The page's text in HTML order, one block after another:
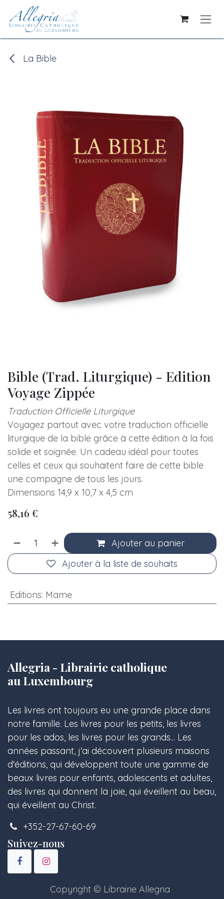
Se rendre au contenu
La Bible
Bible (Trad. Liturgique) - Edition
Voyage Zippée
Traduction Officielle Liturgique
Voyagez partout avec votre traduction officielle
liturgique de la bible grâce à cette édition à la fois
solide et soignée. Un cadeau idéal pour toutes
celles et ceux qui souhaitent faire de cette bible
une compagne de tous les jours.
Dimensions 14,9 x 10,7 x 4,5 cm
58,16 €
Ajouter au panier
Ajouter à la liste de souhaits
Editions: Mame
Allegria - Librairie catholique
au Luxembourg
Les livres ont toujours eu une grande place dans
notre famille. Les livres pour les petits, les livres
pour les ados, les livres pour les grands... Les
années passant, j'ai découvert plusieurs maisons
d'éditions, qui développent toute une gamme de
beaux livres pour enfants, adolescents et adultes,
des livres qui donnent la joie, qui éveillent au beau,
qui éveillent au Christ.
+352-27-67-60-69
Suivez-nous
Copyright © Librairie Allegria